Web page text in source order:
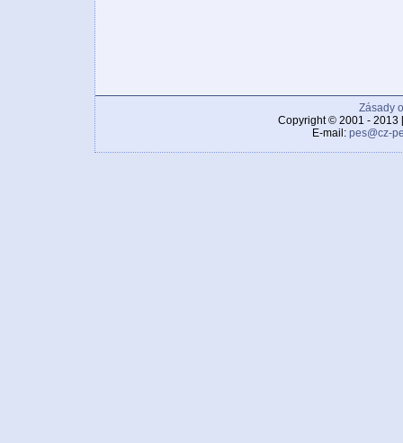
Zásady
Copyright © 2001 - 2013
E-mail: pes@cz-